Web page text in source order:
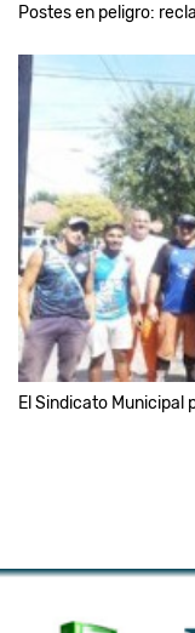
Postes en peligro:
El Sindicato Municipal